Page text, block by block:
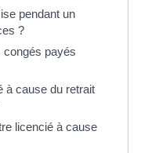
pendant un
?
congés payés
à cause du retrait
licencié à cause